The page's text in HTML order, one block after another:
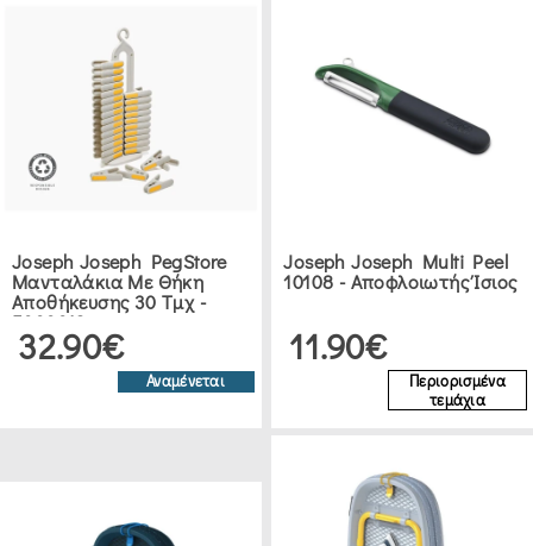
Joseph Joseph PegStore
Μανταλάκια Με Θήκη
Αποθήκευσης 30 Τμχ -
5000013
32.90€
Αναμένεται
Joseph Joseph Multi Peel
10108 - Αποφλοιωτής Ίσιος
11.90€
Περιορισμένα
τεμάχια